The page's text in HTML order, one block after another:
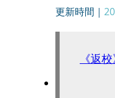
更新時間｜
《返